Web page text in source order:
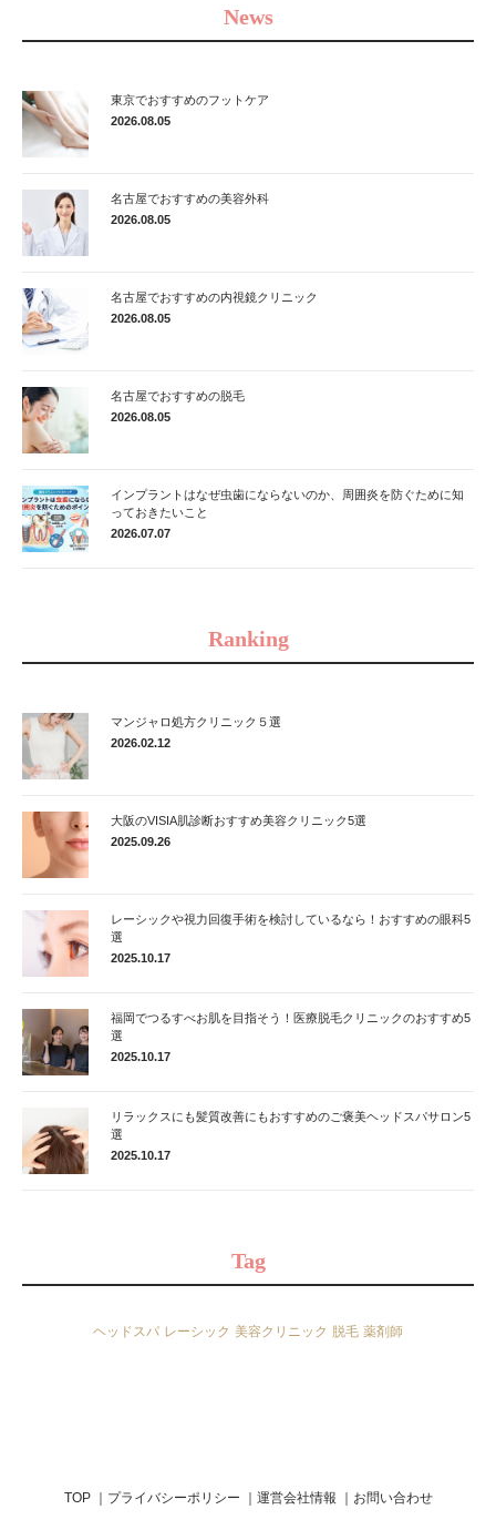
News
東京でおすすめのフットケア
2026.08.05
名古屋でおすすめの美容外科
2026.08.05
名古屋でおすすめの内視鏡クリニック
2026.08.05
名古屋でおすすめの脱毛
2026.08.05
インプラントはなぜ虫歯にならないのか、周囲炎を防ぐために知
っておきたいこと
2026.07.07
Ranking
マンジャロ処方クリニック５選
2026.02.12
大阪のVISIA肌診断おすすめ美容クリニック5選
2025.09.26
レーシックや視力回復手術を検討しているなら！おすすめの眼科5
選
2025.10.17
福岡でつるすべお肌を目指そう！医療脱毛クリニックのおすすめ5
選
2025.10.17
リラックスにも髪質改善にもおすすめのご褒美ヘッドスパサロン5
選
2025.10.17
Tag
ヘッドスパ レーシック 美容クリニック 脱毛 薬剤師
TOP プライバシーポリシー 運営会社情報 お問い合わせ